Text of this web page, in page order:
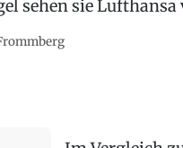
sehen sie